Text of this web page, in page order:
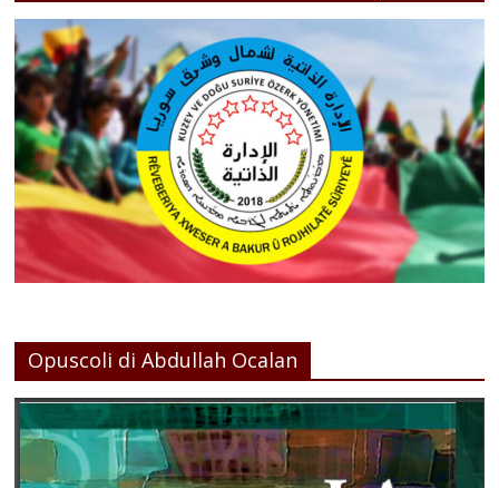
Opuscoli di Abdullah Ocalan